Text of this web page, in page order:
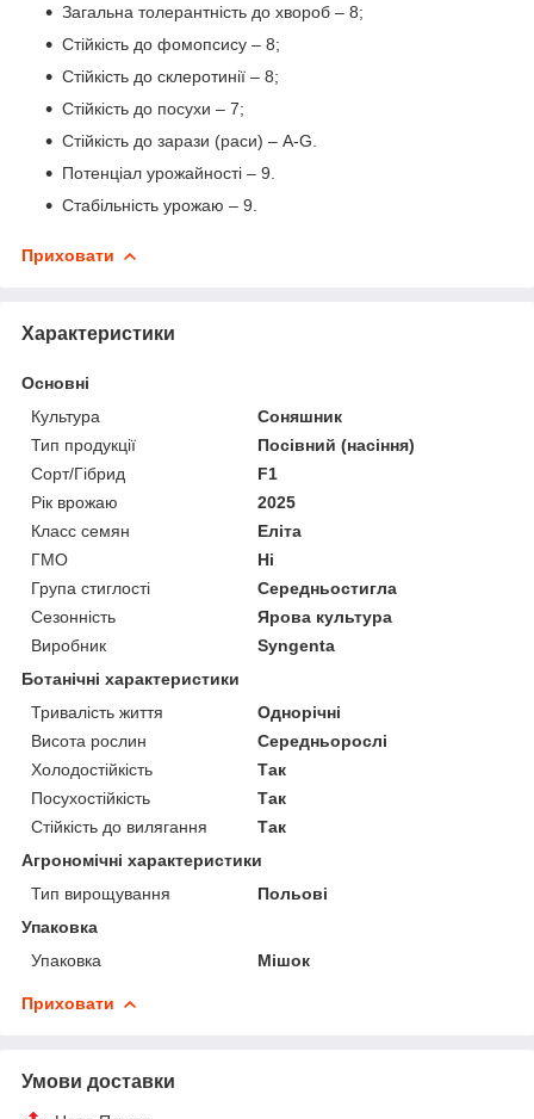
Загальна толерантність до хвороб – 8;
Стійкість до фомопсису – 8;
Стійкість до склеротинії – 8;
Стійкість до посухи – 7;
Стійкість до зарази (раси) – А-G.
Потенціал урожайності – 9.
Стабільність урожаю – 9.
Приховати
Характеристики
Основні
Культура
Соняшник
Тип продукції
Посівний (насіння)
Сорт/Гібрид
F1
Рік врожаю
2025
Класс семян
Еліта
ГМО
Ні
Група стиглості
Середньостигла
Сезонність
Ярова культура
Виробник
Syngenta
Ботанічні характеристики
Тривалість життя
Однорічні
Висота рослин
Середньорослі
Холодостійкість
Так
Посухостійкість
Так
Стійкість до вилягання
Так
Агрономічні характеристики
Тип вирощування
Польові
Упаковка
Упаковка
Мішок
Приховати
Умови доставки